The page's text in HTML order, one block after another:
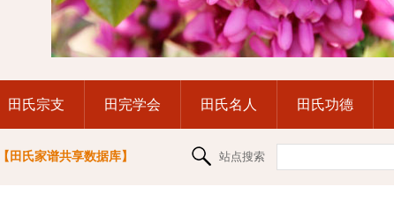
田氏宗支 田完学会 田氏名人 田氏功德
【田氏家谱共享数据库】 站点搜索